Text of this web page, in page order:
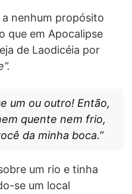
nenhum propósito
que em Apocalipse
de Laodicéia por
um ou outro! Então,
quente nem frio,
da minha boca.”
um rio e tinha
se um local